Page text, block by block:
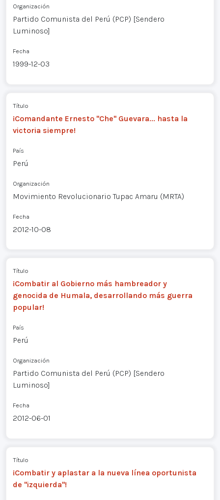
Organización
Partido Comunista del Perú (PCP) [Sendero
Luminoso]
Fecha
1999-12-03
Título
¡Comandante Ernesto "Che" Guevara... hasta la
victoria siempre!
País
Perú
Organización
Movimiento Revolucionario Tupac Amaru (MRTA)
Fecha
2012-10-08
Título
¡Combatir al Gobierno más hambreador y
genocida de Humala, desarrollando más guerra
popular!
País
Perú
Organización
Partido Comunista del Perú (PCP) [Sendero
Luminoso]
Fecha
2012-06-01
Título
¡Combatir y aplastar a la nueva línea oportunista
de "izquierda"!